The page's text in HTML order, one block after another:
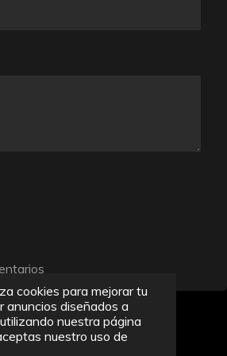
cookies para mejorar tu
anuncios diseñados a
nuestra página
nuestro uso de
texto